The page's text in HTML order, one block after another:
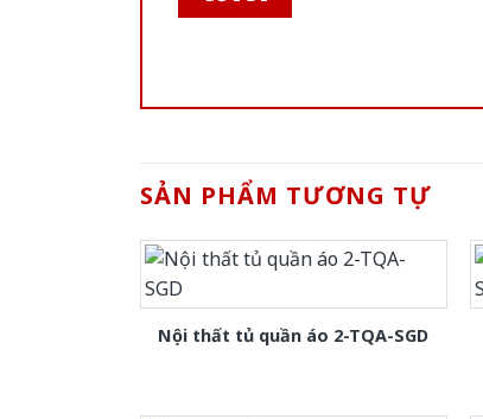
SẢN PHẨM TƯƠNG TỰ
Nội thất tủ quần áo 2-TQA-SGD